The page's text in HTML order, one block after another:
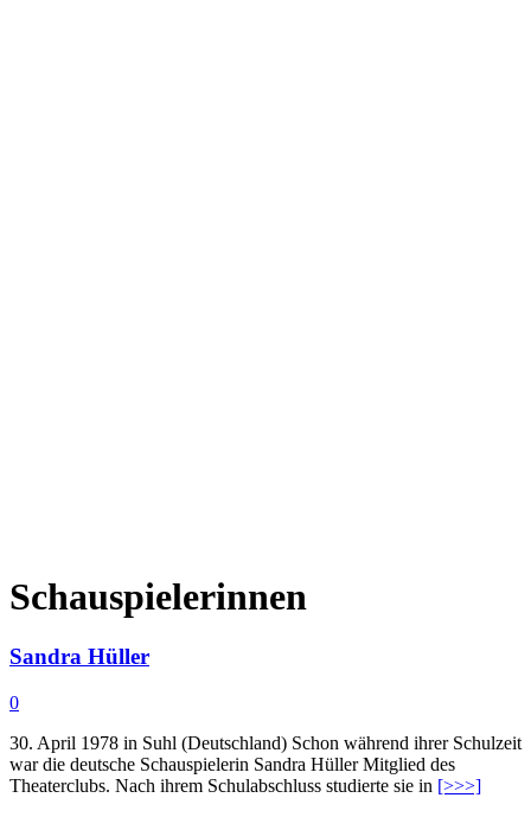
Schauspielerinnen
Sandra Hüller
0
30. April 1978 in Suhl (Deutschland) Schon während ihrer Schulzeit
war die deutsche Schauspielerin Sandra Hüller Mitglied des
Theaterclubs. Nach ihrem Schulabschluss studierte sie in [>>>]